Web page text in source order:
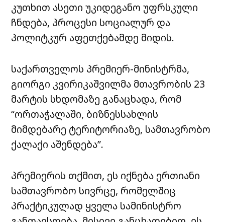
კუთხით ასეთი უკიდეგანო უფრსკული
ჩნდება, პროცესი სოციალურ და
პოლიტკურ აფეთქებამდე მიდის.
საქართველოს პრემიერ-მინისტრმა,
გიორგი კვირიკაშვილმა მთავრობის 23
მარტის სხდომაზე განაცხადა, რომ
“ორთაჭალაში, ბიზნესსახლის
მიმდებარე ტერიტორიაზე, სამთავრობო
ქალაქი აშენდება”.
პრემიერის თქმით, ეს იქნება ერთიანი
სამთავრობო სივრცე, რომელშიც
პრაქტიკულად ყველა სამინისტრო